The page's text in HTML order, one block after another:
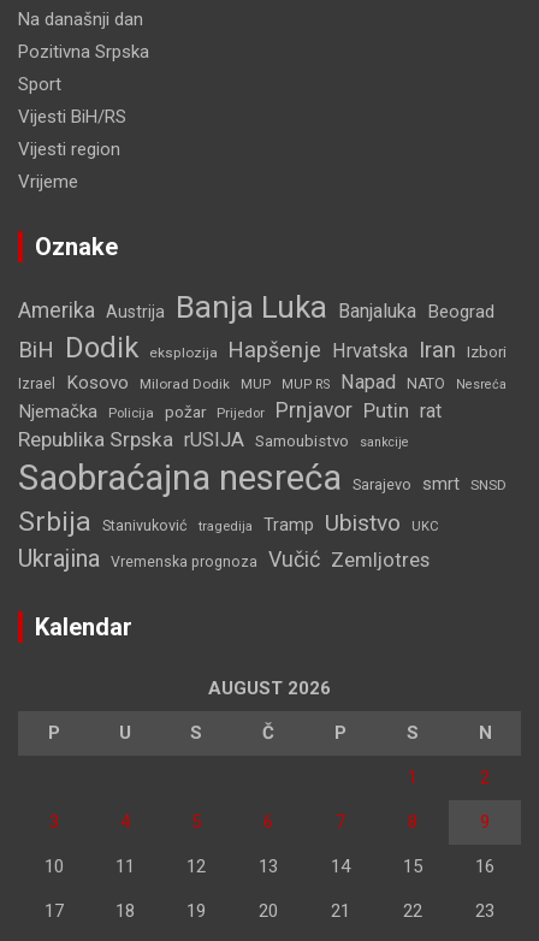
Na današnji dan
Pozitivna Srpska
Sport
Vijesti BiH/RS
Vijesti region
Vrijeme
Oznake
Amerika Austrija Banja Luka Banjaluka Beograd
BiH Dodik eksplozija Hapšenje Hrvatska Iran Izbori
Izrael Kosovo Milorad Dodik MUP MUP RS Napad NATO Nesreća
Njemačka Policija požar Prijedor Prnjavor Putin rat
Republika Srpska rUSIJA Samoubistvo sankcije
Saobraćajna nesreća Sarajevo smrt SNSD
Srbija Stanivuković tragedija Tramp Ubistvo UKC
Ukrajina Vremenska prognoza Vučić Zemljotres
Kalendar
AUGUST 2026
P U S Č P S N
1 2
3 4 5 6 7 8 9
10 11 12 13 14 15 16
17 18 19 20 21 22 23